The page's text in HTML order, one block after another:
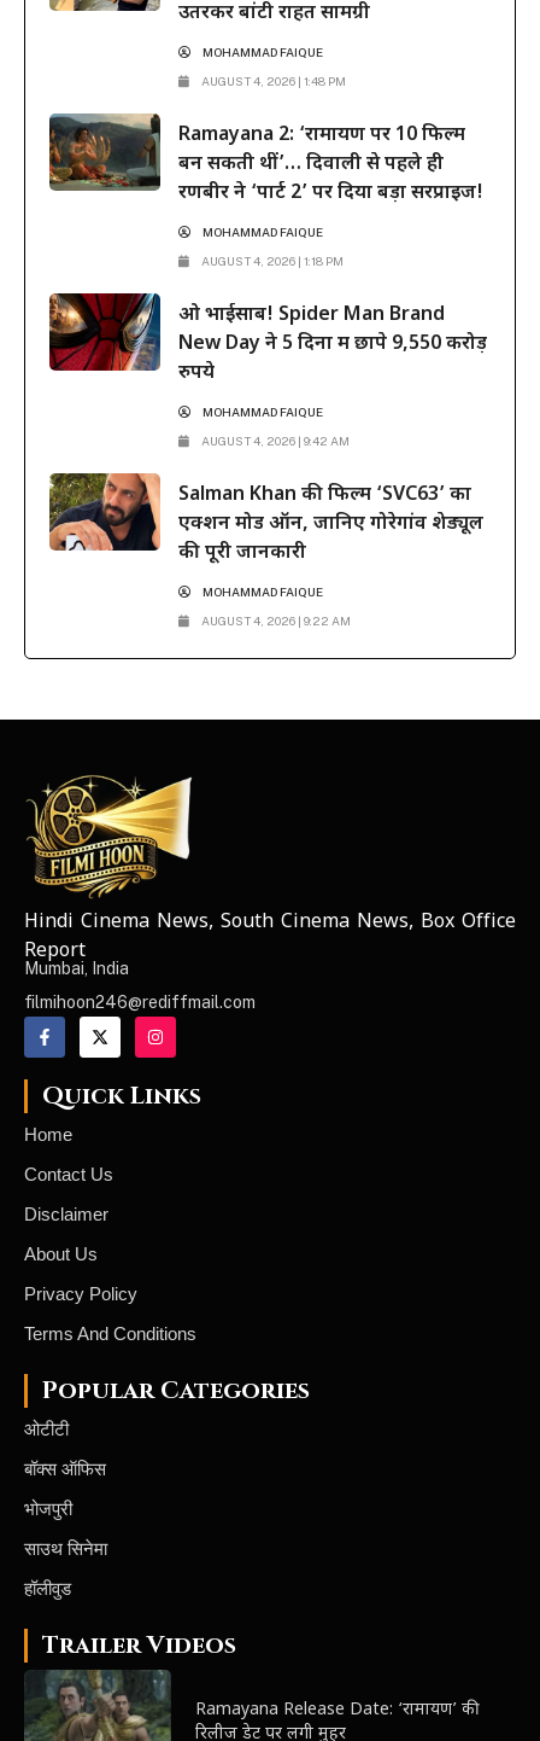
उतरकर बांटी राहत सामग्री
MOHAMMAD FAIQUE
AUGUST 4, 2026 | 1:48 PM
Ramayana 2: ‘रामायण पर 10 फिल्में
बन सकती थीं’… दिवाली से पहले ही
रणबीर ने ‘पार्ट 2’ पर दिया बड़ा सरप्राइज!
MOHAMMAD FAIQUE
AUGUST 4, 2026 | 1:18 PM
ओ भाईसाब! Spider Man Brand
New Day ने 5 दिनों में छापे 9,550 करोड़
रुपये
MOHAMMAD FAIQUE
AUGUST 4, 2026 | 9:42 AM
Salman Khan की फिल्म ‘SVC63’ का
एक्शन मोड ऑन, जानिए गोरेगांव शेड्यूल
की पूरी जानकारी
MOHAMMAD FAIQUE
AUGUST 4, 2026 | 9:22 AM
NEWS ELEMENTOR
Hindi Cinema News, South Cinema News, Box Office
Report
Mumbai, India
filmihoon246@rediffmail.com
Quick Links
Home
Contact Us
Disclaimer
About Us
Privacy Policy
Terms And Conditions
Popular Categories
ओटीटी
बॉक्स ऑफिस
भोजपुरी
साउथ सिनेमा
हॉलीवुड
Trailer Videos
Ramayana Release Date: ‘रामायण’ की
रिलीज डेट पर लगी मुहर